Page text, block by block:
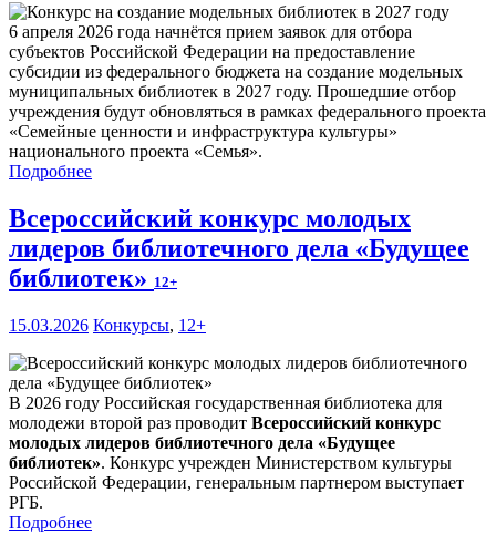
6 апреля 2026 года начнётся прием заявок для отбора
субъектов Российской Федерации на предоставление
субсидии из федерального бюджета на создание модельных
муниципальных библиотек в 2027 году. Прошедшие отбор
учреждения будут обновляться в рамках федерального проекта
«Семейные ценности и инфраструктура культуры»
национального проекта «Семья».
Подробнее
Всероссийский конкурс молодых
лидеров библиотечного дела «Будущее
библиотек» 12+
15.03.2026 Конкурсы, 12+
В 2026 году Российская государственная библиотека для
молодежи второй раз проводит Всероссийский конкурс
молодых лидеров библиотечного дела «Будущее
библиотек». Конкурс учрежден Министерством культуры
Российской Федерации, генеральным партнером выступает
РГБ.
Подробнее